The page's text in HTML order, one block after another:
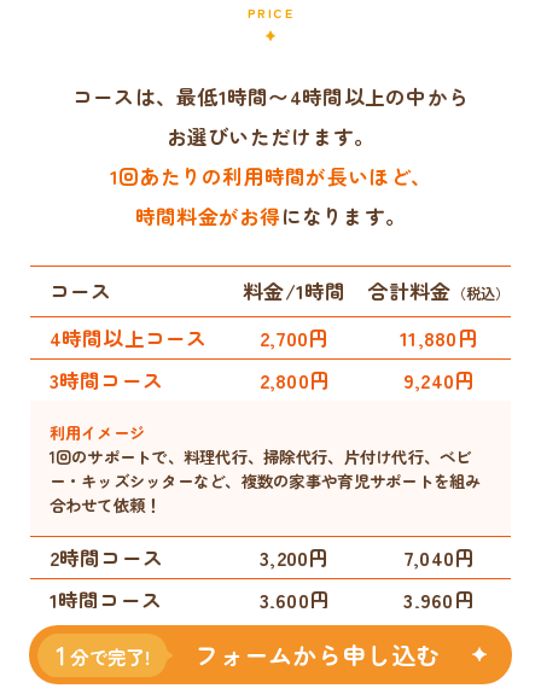
PRICE
コースは、最低1時間〜4時間以上の中から
お選びいただけます。
1回あたりの利用時間が長いほど、
時間料金がお得になります。
コース 料金/1時間 合計料金 （税込）
4時間以上コース 2,700円
11,880円
3時間コース
2,800円 9,240円
利用イメージ
1回のサポートで、料理代行、掃除代行、片付け代行、ベビ
ー・キッズシッターなど、複数の家事や育児サポートを組み
合わせて依頼！
2時間コース 3,200円
7,040円
1時間コース
3,600円 3,960円
利用イメージ
1回のサポートで、料理代行、ベビー・キッズシッターなど、
フォームから申し込む